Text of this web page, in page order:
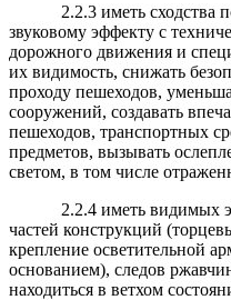
2.2.3 иметь
звуковому эффекту с
дорожного движения и
их видимость, снижать
проходу пешеходов,
сооружений, создавать
пешеходов, транспортных
предметов, вызывать
светом, в том числе
2.2.4 иметь видимых
частей конструкций
крепление осветительной
основанием), следов
находиться в ветхом